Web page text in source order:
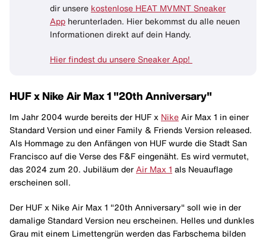
dir unsere kostenlose HEAT MVMNT Sneaker
App herunterladen. Hier bekommst du alle neuen
Informationen direkt auf dein Handy.
Hier findest du unsere Sneaker App!
HUF x Nike Air Max 1 "20th Anniversary"
Im Jahr 2004 wurde bereits der HUF x Nike Air Max 1 in einer
Standard Version und einer Family & Friends Version released.
Als Hommage zu den Anfängen von HUF wurde die Stadt San
Francisco auf die Verse des F&F eingenäht. Es wird vermutet,
das 2024 zum 20. Jubiläum der Air Max 1 als Neuauflage
erscheinen soll.
Der HUF x Nike Air Max 1 "20th Anniversary" soll wie in der
damalige Standard Version neu erscheinen. Helles und dunkles
Grau mit einem Limettengrün werden das Farbschema bilden